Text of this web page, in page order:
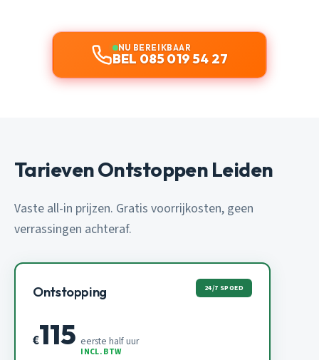
NU BEREIKBAAR
BEL 085 019 54 27
Tarieven Ontstoppen Leiden
Vaste all-in prijzen. Gratis voorrijkosten, geen
verrassingen achteraf.
Ontstopping 24/7 SPOED
€115 eerste half uur
INCL. BTW